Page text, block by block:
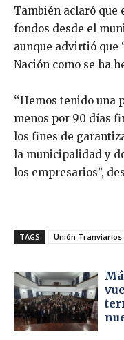
También aclaró que
fondos desde el
aunque advirtió que
Nación como se ha
‘‘Hemos tenido
menos por 90 días
los fines de
la municipalidad y
los empresarios’’,
TAGS Unión